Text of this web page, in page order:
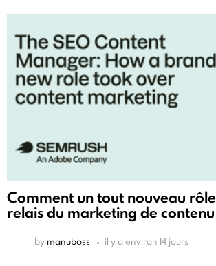
Comment un tout nouveau
relais du marketing de
by manuboss il y a environ 14 jours